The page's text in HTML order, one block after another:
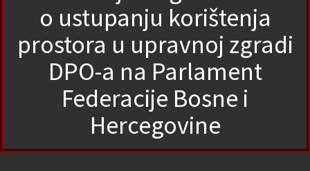
o ustupanju korištenja
prostora u upravnoj zgradi
DPO-a na Parlament
Federacije Bosne i
Hercegovine